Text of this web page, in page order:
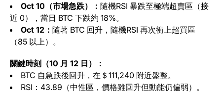
Oct 10（市場急跌）： 隨機RSI 暴跌至極端超賣區（接
近 0），當日 BTC 下跌約 18%。
Oct 12： 隨著 BTC 回升，隨機RSI 再次衝上超買區
（85 以上）。
關鍵時刻（10 月 12 日）：
BTC 自急跌後回升，在＄111,240 附近盤整。
RSI：43.89（中性區，價格雖回升但動能仍偏弱）。